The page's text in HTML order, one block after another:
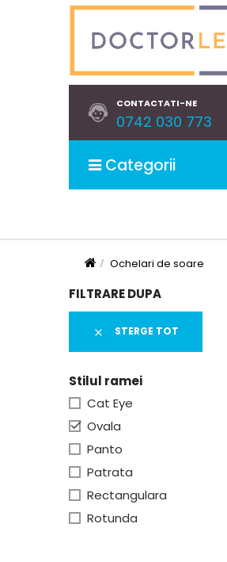
CONTACTATI-NE
0742 030 773
Categorii
Ochelari de soare
FILTRARE DUPA
 STERGE TOT
Stilul ramei
Cat Eye
 Ovala
Panto
Patrata
Rectangulara
Rotunda